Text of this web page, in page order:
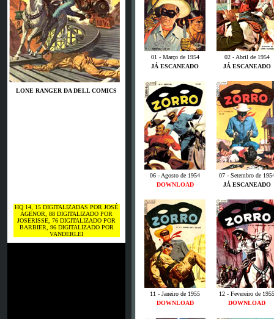
LONE RANGER DA DELL COMICS
HQ 14, 15 DIGITALIZADAS POR JOSÉ
AGENOR, 88 DIGITALIZADO POR
JOSERISSE, 76 DIGITALIZADO POR
BARBIER, 96 DIGITALIZADO POR
VANDERLEI
01 - Março de 1954
02 - Abril de 1954
JÁ ESCANEADO
JÁ ESCANEADO
06 - Agosto de 1954
07 - Setembro de
DOWNLOAD
JÁ ESCANEADO
11 - Janeiro de 1955
12 - Fevereiro de 1955
DOWNLOAD
DOWNLOAD